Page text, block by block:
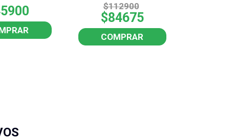
$112900
$84675
COMPRAR